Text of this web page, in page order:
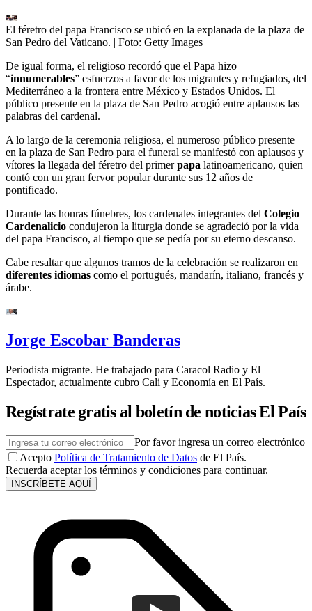
El féretro del papa Francisco se ubicó en la explanada de la plaza de
San Pedro del Vaticano. | Foto: Getty Images
De igual forma, el religioso recordó que el Papa hizo
“innumerables” esfuerzos a favor de los migrantes y refugiados, del
Mediterráneo a la frontera entre México y Estados Unidos. El
público presente en la plaza de San Pedro acogió entre aplausos las
palabras del cardenal.
A lo largo de la ceremonia religiosa, el numeroso público presente
en la plaza de San Pedro para el funeral se manifestó con aplausos y
vítores la llegada del féretro del primerpapa latinoamericano, quien
contó con un gran fervor popular durante sus 12 años de
pontificado.
Durante las honras fúnebres, los cardenales integrantes del Colegio
Cardenalicio condujeron la liturgia donde se agradeció por la vida
del papa Francisco, al tiempo que se pedía por su eterno descanso.
Cabe resaltar que algunos tramos de la celebración se realizaron en
diferentes idiomas como el portugués, mandarín, italiano, francés y
árabe.
Jorge Escobar Banderas
Periodista migrante. He trabajado para Caracol Radio y El
Espectador, actualmente cubro Cali y Economía en El País.
Regístrate gratis al boletín de noticias El País
Por favor ingresa un correo electrónico
Acepto Política de Tratamiento de Datos de El País.
Recuerda aceptar los términos y condiciones para continuar.
INSCRÍBETE AQUÍ